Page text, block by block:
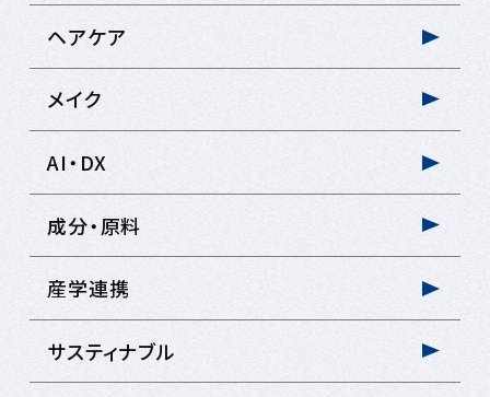
ヘアケア
メイク
AI・DX
成分・原料
産学連携
サスティナブル